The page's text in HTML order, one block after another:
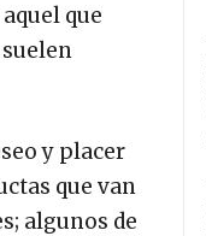
que
y placer
que van
algunos de